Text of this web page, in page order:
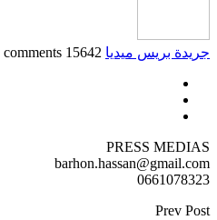
جريدة بريس ميديا 15642 posts
comments
PRESS MEDIAS
barhon.hassan@gmail.com
0661078323
Prev Post